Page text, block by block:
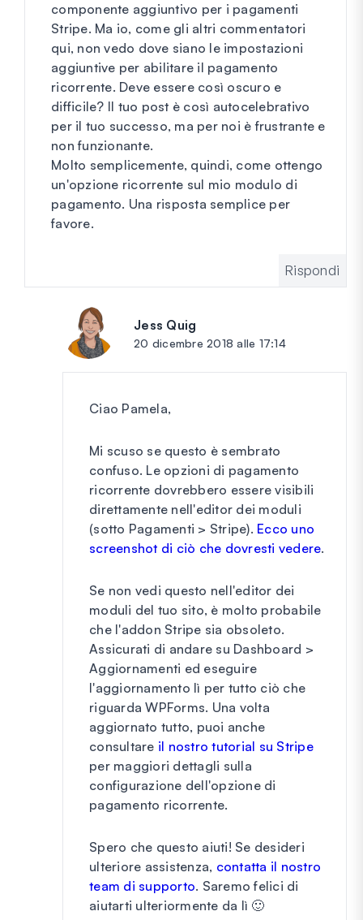
componente aggiuntivo per i pagamenti
Stripe. Ma io, come gli altri commentatori
qui, non vedo dove siano le impostazioni
aggiuntive per abilitare il pagamento
ricorrente. Deve essere così oscuro e
difficile? Il tuo post è così autocelebrativo
per il tuo successo, ma per noi è frustrante e
non funzionante.
Molto semplicemente, quindi, come ottengo
un'opzione ricorrente sul mio modulo di
pagamento. Una risposta semplice per
favore.
Rispondi
Jess Quig
20 dicembre 2018 alle 17:14
Ciao Pamela,
Mi scuso se questo è sembrato
confuso. Le opzioni di pagamento
ricorrente dovrebbero essere visibili
direttamente nell'editor dei moduli
(sotto Pagamenti > Stripe). Ecco uno
screenshot di ciò che dovresti vedere.
Se non vedi questo nell'editor dei
moduli del tuo sito, è molto probabile
che l'addon Stripe sia obsoleto.
Assicurati di andare su Dashboard >
Aggiornamenti ed eseguire
l'aggiornamento lì per tutto ciò che
riguarda WPForms. Una volta
aggiornato tutto, puoi anche
consultare il nostro tutorial su Stripe
per maggiori dettagli sulla
configurazione dell'opzione di
pagamento ricorrente.
Spero che questo aiuti! Se desideri
ulteriore assistenza, contatta il nostro
team di supporto. Saremo felici di
aiutarti ulteriormente da lì 🙂